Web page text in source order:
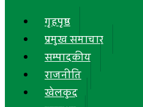
गृहपृष्ठ
प्रमुख समाचार
सम्पादकीय
राजनीति
खेलकुद